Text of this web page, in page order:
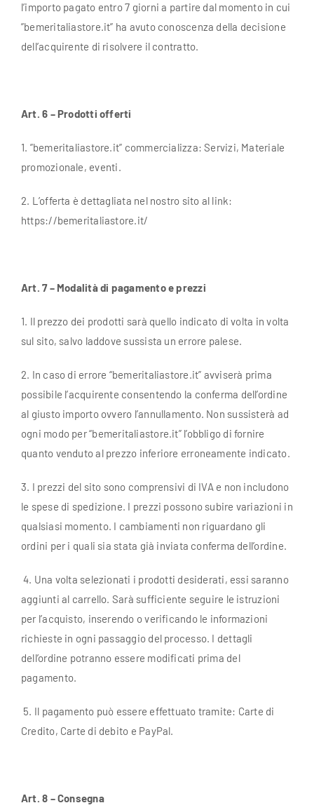
l’importo pagato entro 7 giorni a partire dal momento in cui
”bemeritaliastore.it” ha avuto conoscenza della decisione
dell’acquirente di risolvere il contratto.
Art. 6 – Prodotti offerti
1. ”bemeritaliastore.it” commercializza: Servizi, Materiale
promozionale, eventi.
2. L’offerta è dettagliata nel nostro sito al link:
https://bemeritaliastore.it/
Art. 7 – Modalità di pagamento e prezzi
1. Il prezzo dei prodotti sarà quello indicato di volta in volta
sul sito, salvo laddove sussista un errore palese.
2. In caso di errore “bemeritaliastore.it” avviserà prima
possibile l’acquirente consentendo la conferma dell’ordine
al giusto importo ovvero l’annullamento. Non sussisterà ad
ogni modo per “bemeritaliastore.it” l’obbligo di fornire
quanto venduto al prezzo inferiore erroneamente indicato.
3. I prezzi del sito sono comprensivi di IVA e non includono
le spese di spedizione. I prezzi possono subire variazioni in
qualsiasi momento. I cambiamenti non riguardano gli
ordini per i quali sia stata già inviata conferma dell’ordine.
4. Una volta selezionati i prodotti desiderati, essi saranno
aggiunti al carrello. Sarà sufficiente seguire le istruzioni
per l’acquisto, inserendo o verificando le informazioni
richieste in ogni passaggio del processo. I dettagli
dell’ordine potranno essere modificati prima del
pagamento.
5. Il pagamento può essere effettuato tramite: Carte di
Credito, Carte di debito e PayPal.
Art. 8 – Consegna